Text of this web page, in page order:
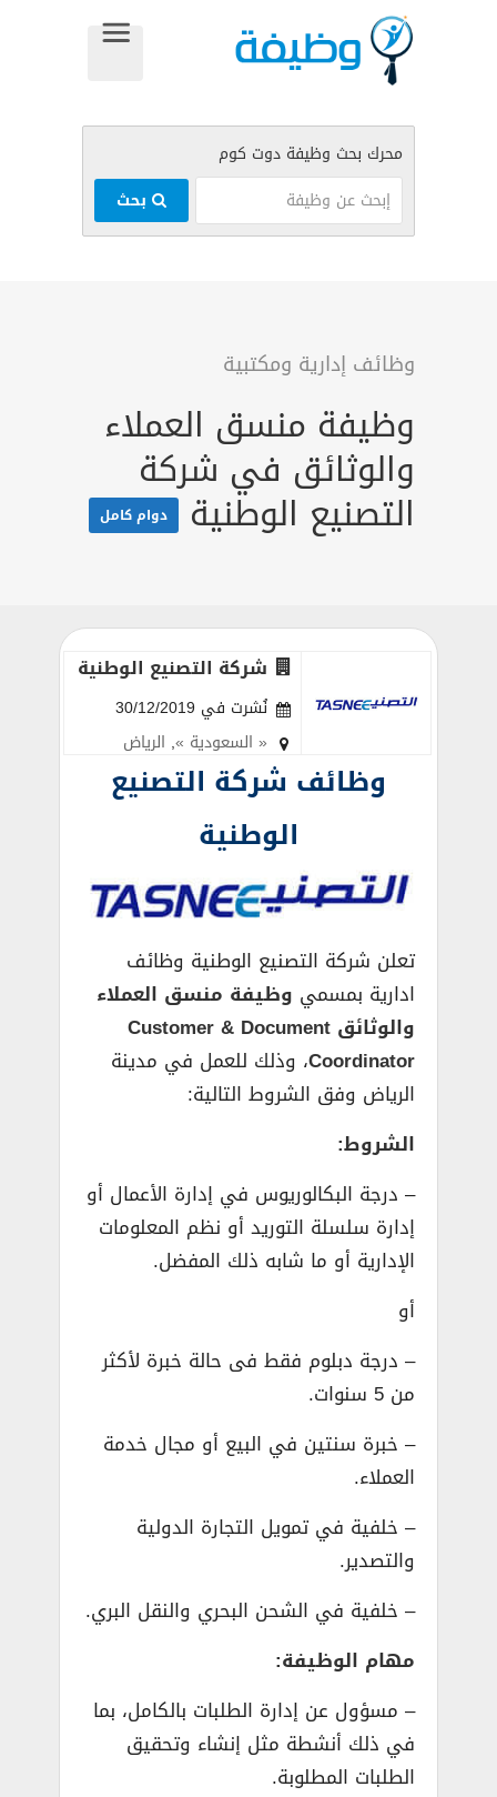
وظائف إدارية ومكتبية
وظيفة منسق العملاء
والوثائق في شركة
التصنيع الوطنية دوام كامل
شركة التصنيع الوطنية
نُشرت في 30/12/2019
« السعودية », الرياض
وظائف شركة التصنيع
الوطنية
تعلن شركة التصنيع الوطنية وظائف
ادارية بمسمي وظيفة منسق العملاء
والوثائق Customer & Document
Coordinator، وذلك للعمل في مدينة
الرياض وفق الشروط التالية:
الشروط:
– درجة البكالوريوس في إدارة الأعمال أو
إدارة سلسلة التوريد أو نظم المعلومات
الإدارية أو ما شابه ذلك المفضل.
أو
– درجة دبلوم فقط فى حالة خبرة لأكثر
من 5 سنوات.
– خبرة سنتين في البيع أو مجال خدمة
العملاء.
– خلفية في تمويل التجارة الدولية
والتصدير.
– خلفية في الشحن البحري والنقل البري.
مهام الوظيفة:
– مسؤول عن إدارة الطلبات بالكامل، بما
في ذلك أنشطة مثل إنشاء وتحقيق
الطلبات المطلوبة.